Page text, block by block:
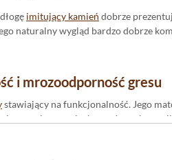
imitujący kamień dobrze
naturalny wygląd bardzo dobrze
i mrozoodporność gresu
stawiający na funkcjonalność. Jego
w pomieszczeniach narażonych na